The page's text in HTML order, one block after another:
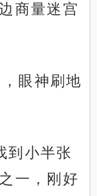
商量迷宫
眼神刷地
到小半张
一，刚好